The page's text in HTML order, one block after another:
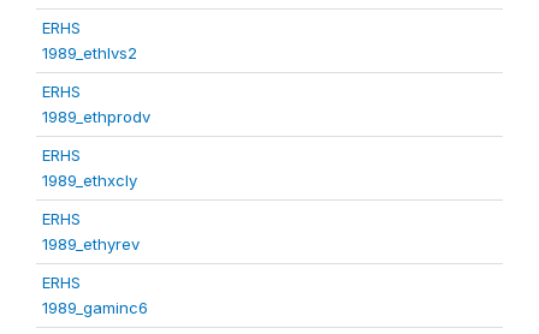
ERHS
1989_ethlvs2
ERHS
1989_ethprodv
ERHS
1989_ethxcly
ERHS
1989_ethyrev
ERHS
1989_gaminc6